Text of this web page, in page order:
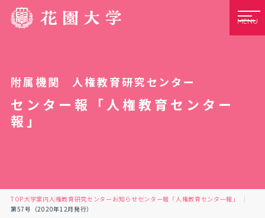
MENU
附属機関 人権教育研究センター
センター報「人権教育センター
報」
TOP大学案内人権教育研究センター お知らせセンター報「人権教育センター報」
第57号（2020年12月発行）